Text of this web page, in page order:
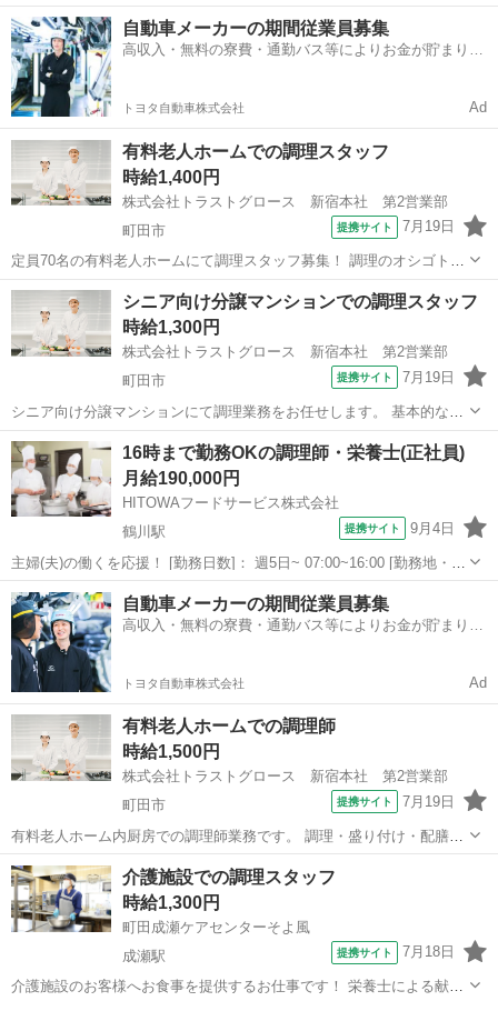
制、で乳児21名・職員20名(計41名)の昼食作りをお任せします！ 美味
しい給食を通して こどもたちの喜ぶ顔を見ることができるやりがいの
あるお仕事...
東京 町田市 キッチン
自動車メーカーの期間従業員募集
高収入・無料の寮費・通勤バス等によりお金が貯まりや
トヨタ自動車株式会社 Ad
有料老人ホームでの調理スタッフ
時給1,400円
株式会社トラストグロース 新宿本社 第2営業部
町田市
提携サイト 7月19日
定員70名の有料老人ホームにて調理スタッフ募集！ 調理のオシゴトが
はじめての方もご応募可能です◎ お願いするのは、簡単な調理・配
膳・下膳・盛り付け・カット・洗浄等です。 難しい作業はありません
ので、 無資格・未経験の方もぜ...
東京 町田市 キッチン
シニア向け分譲マンションでの調理スタッフ
時給1,300円
株式会社トラストグロース 新宿本社 第2営業部
町田市
提携サイト 7月19日
シニア向け分譲マンションにて調理業務をお任せします。 基本的な調
理・配膳・下膳・盛り付け・カット・洗浄等をお願いします。 ●資格
不問 ●食数：朝30食程度/昼30食程度/夜60食程度 ●20～50代の方活躍
中 ●短時間勤務...
東京 町田市 キッチン
16時まで勤務OKの調理師・栄養士(正社員)
月給190,000円
HITOWAフードサービス株式会社
鶴川駅
提携サイト 9月4日
主婦(夫)の働くを応援！ [勤務日数]： 週5日~ 07:00~16:00 [勤務地・最
寄駅]： 東京都町田市野津田町2003 町田市内学校/HITOWAフードサー
ビス 鶴川駅 [職種名]：調理師・栄養士(正社員) ...
東京 町田市 鶴川駅 キッチン
自動車メーカーの期間従業員募集
高収入・無料の寮費・通勤バス等によりお金が貯まりや
トヨタ自動車株式会社 Ad
有料老人ホームでの調理師
時給1,500円
株式会社トラストグロース 新宿本社 第2営業部
町田市
提携サイト 7月19日
有料老人ホーム内厨房での調理師業務です。 調理・盛り付け・配膳・
下膳・きざみ等をお願いします。 ※食器が陶器の為、重さがありま
す。 ★定員：58名 ★週4日～勤務 ★車通勤可能 ★制服貸与あり ※お
仕事No.13-048...
東京 町田市 キッチン
介護施設での調理スタッフ
時給1,300円
町田成瀬ケアセンターそよ風
成瀬駅
提携サイト 7月18日
介護施設のお客様へお食事を提供するお仕事です！ 栄養士による献立